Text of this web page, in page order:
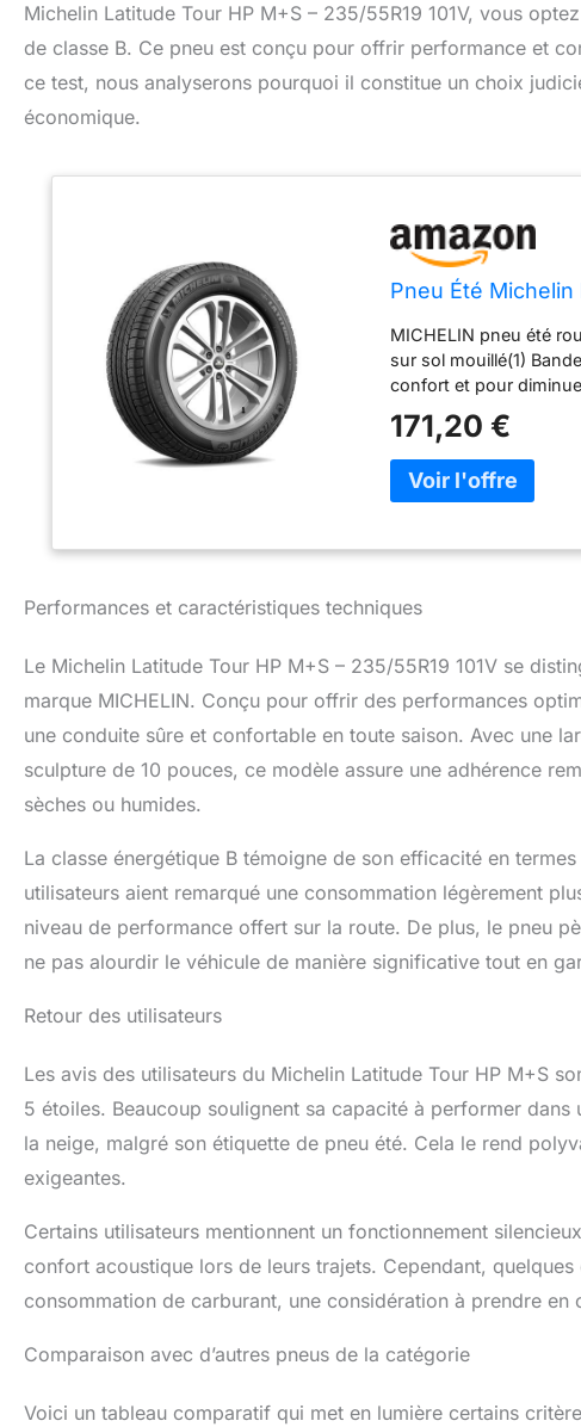
Michelin Latitude Tour HP M+S – 235/55R19 101V, vous
de classe B. Ce pneu est conçu pour offrir performance et
ce test, nous analyserons pourquoi il constitue un choix
économique.
Pneu Été Michelin
MICHELIN pneu été
sur sol mouillé(1)
confort et pour
171,20 €
Performances et caractéristiques techniques
Le Michelin Latitude Tour HP M+S – 235/55R19 101V se
marque MICHELIN. Conçu pour offrir des performances
une conduite sûre et confortable en toute saison. Avec une
sculpture de 10 pouces, ce modèle assure une adhérence
sèches ou humides.
La classe énergétique B témoigne de son efficacité en
utilisateurs aient remarqué une consommation légèrement
niveau de performance offert sur la route. De plus, le pneu
ne pas alourdir le véhicule de manière significative tout en
Retour des utilisateurs
Les avis des utilisateurs du Michelin Latitude Tour HP M+S
5 étoiles. Beaucoup soulignent sa capacité à performer
la neige, malgré son étiquette de pneu été. Cela le rend
exigeantes.
Certains utilisateurs mentionnent un fonctionnement
confort acoustique lors de leurs trajets. Cependant,
consommation de carburant, une considération à prendre
Comparaison avec d’autres pneus de la catégorie
Voici un tableau comparatif qui met en lumière certains